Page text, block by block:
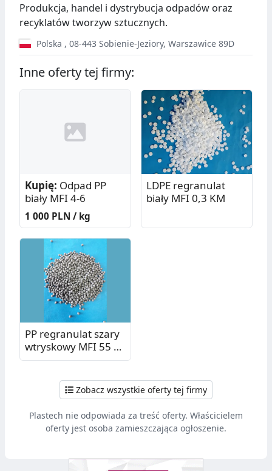
Produkcja, handel i dystrybucja odpadów oraz
recyklatów tworzyw sztucznych.
Polska , 08-443 Sobienie-Jeziory, Warszawice 89D
Inne oferty tej firmy:
Kupię: Odpad PP
biały MFI 4-6
1 000 PLN / kg
LDPE regranulat
biały MFI 0,3 KM
PP regranulat szary
wtryskowy MFI 55 z
PCR
Zobacz wszystkie oferty tej firmy
Plastech nie odpowiada za treść oferty. Właścicielem
oferty jest osoba zamieszczająca ogłoszenie.